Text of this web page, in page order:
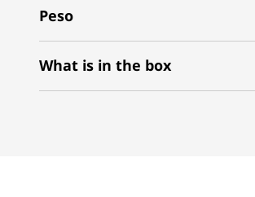
Peso
What is in the box